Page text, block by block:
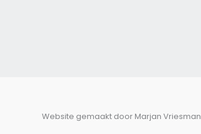
Website gemaakt door Marjan Vriesman